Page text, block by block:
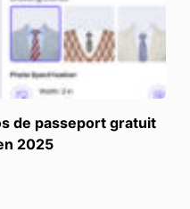
de passeport gratuit
2025